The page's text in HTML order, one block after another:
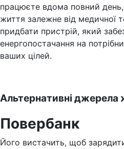
працюєте вдома повний
життя залежне від медичної
придбати пристрій, який
енергопостачання на
ваших цілей.
Альтернативні джерела
Повербанк
Його вистачить, щоб